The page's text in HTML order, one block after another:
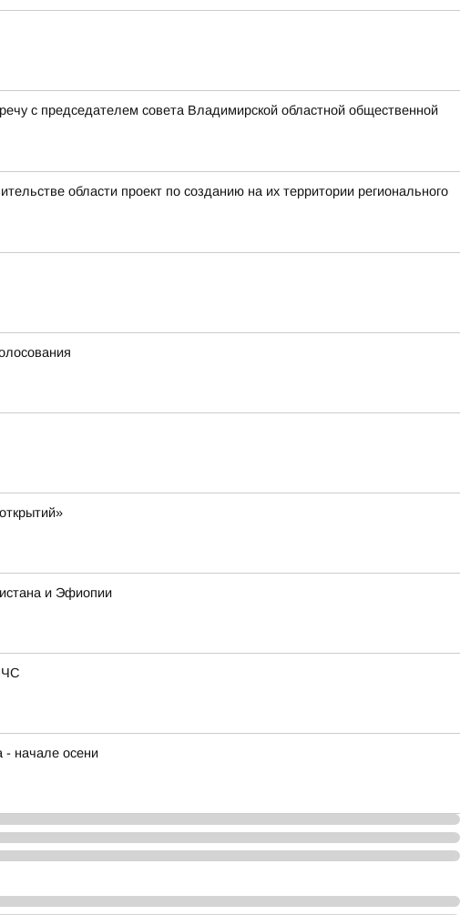
с председателем совета Владимирской областной общественной
области проект по созданию на их территории регионального
и Эфиопии
- начале осени